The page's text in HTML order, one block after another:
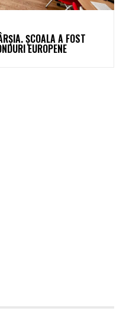
ȘCOALA A FOST
EUROPENE